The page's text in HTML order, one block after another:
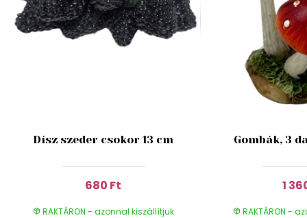
Dísz szeder csokor 13 cm
680 Ft
RAKTÁRON - azonnal kiszállítjuk
Gombák, 3
1
RAKTÁRON -